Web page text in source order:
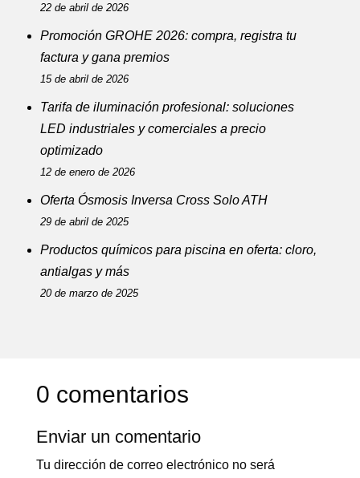
22 de abril de 2026
Promoción GROHE 2026: compra, registra tu
factura y gana premios
15 de abril de 2026
Tarifa de iluminación profesional: soluciones
LED industriales y comerciales a precio
optimizado
12 de enero de 2026
Oferta Ósmosis Inversa Cross Solo ATH
29 de abril de 2025
Productos químicos para piscina en oferta: cloro,
antialgas y más
20 de marzo de 2025
0 comentarios
Enviar un comentario
Tu dirección de correo electrónico no será